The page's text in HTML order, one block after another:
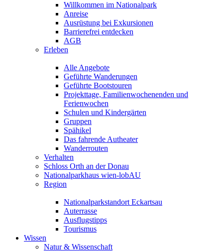
Willkommen im Nationalpark
Anreise
Ausrüstung bei Exkursionen
Barrierefrei entdecken
AGB
Erleben
Alle Angebote
Geführte Wanderungen
Geführte Bootstouren
Projekttage, Familienwochenenden und
Ferienwochen
Schulen und Kindergärten
Gruppen
Spähikel
Das fahrende Autheater
Wanderrouten
Verhalten
Schloss Orth an der Donau
Nationalparkhaus wien-lobAU
Region
Nationalparkstandort Eckartsau
Auterrasse
Ausflugstipps
Tourismus
Wissen
Natur & Wissenschaft